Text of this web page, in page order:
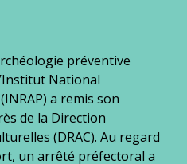
préventive
National
a remis son
de la Direction
(DRAC). Au regard
un arrêté préfectoral a